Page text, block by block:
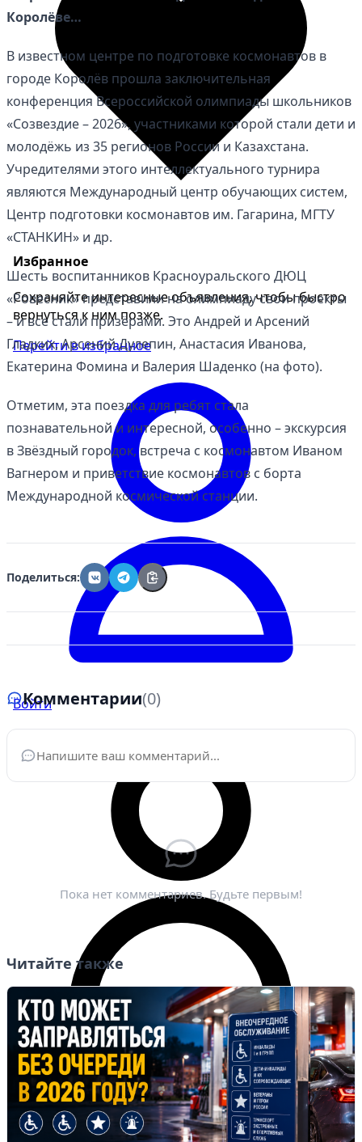
Избранное
Сохраняйте интересные объявления, чтобы быстро
вернуться к ним позже.
Перейти в избранное
Войти
Личный кабинет
Управляйте объявлениями, отслеживайте
публикации и получайте сообщения
Королёве…
В известном центре по подготовке космонавтов в
городе Королёв прошла заключительная
конференция Всероссийской олимпиады школьников
«Созвездие – 2026», участниками которой стали дети и
молодёжь из 35 регионов России и Казахстана.
Учредителями этого интеллектуального турнира
являются Международный центр обучающих систем,
Центр подготовки космонавтов им. Гагарина, МГТУ
«СТАНКИН» и др.
Шесть воспитанников Красноуральского ДЮЦ
«Ровесник» представили на олимпиаду свои проекты
– и все стали призёрами. Это Андрей и Арсений
Гладких, Арсений Дулепин, Анастасия Иванова,
Екатерина Фомина и Валерия Шаденко (на фото).
Отметим, эта поездка для ребят стала
познавательной и интересной, особенно – экскурсия
в Звёздный городок, встреча с космонавтом Иваном
Вагнером и приветствие космонавтов с борта
Международной космической станции.
Поделиться:
Комментарии(0)
Ваше имя*
Электронная почта*
Пока нет комментариев. Будьте первым!
Читайте также